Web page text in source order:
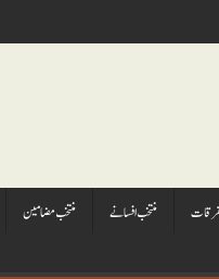
منتخب افسانے منتخب مضامين